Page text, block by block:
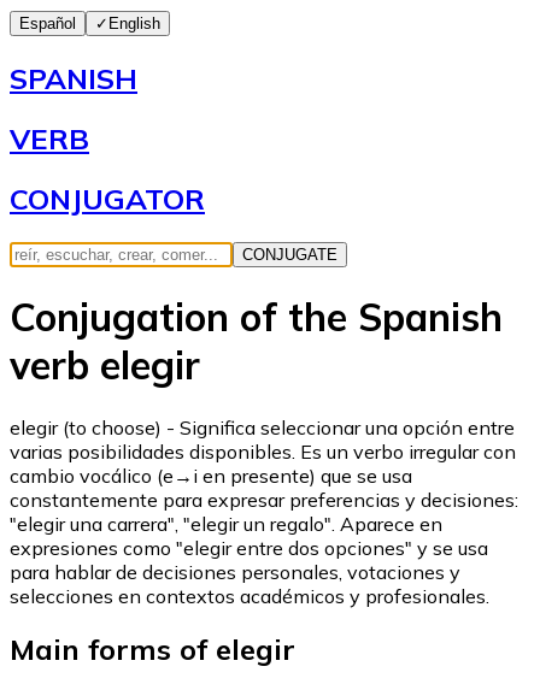
Español ✓ English
SPANISH
VERB
CONJUGATOR
CONJUGATE
Conjugation of the Spanish
verb elegir
elegir (to choose) - Significa seleccionar una opción entre
varias posibilidades disponibles. Es un verbo irregular con
cambio vocálico (e→i en presente) que se usa
constantemente para expresar preferencias y decisiones:
"elegir una carrera", "elegir un regalo". Aparece en
expresiones como "elegir entre dos opciones" y se usa
para hablar de decisiones personales, votaciones y
selecciones en contextos académicos y profesionales.
Main forms of elegir